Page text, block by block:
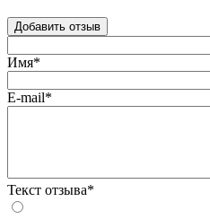
Добавить отзыв
Имя*
E-mail*
Текст отзыва*